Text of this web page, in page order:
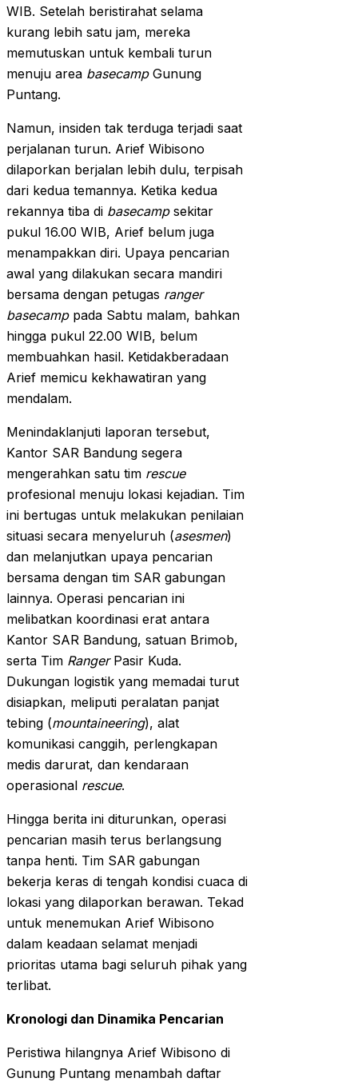
WIB. Setelah beristirahat selama
kurang lebih satu jam, mereka
memutuskan untuk kembali turun
menuju area basecampGunung
Puntang.
Namun, insiden tak terduga terjadi saat
perjalanan turun. Arief Wibisono
dilaporkan berjalan lebih dulu, terpisah
dari kedua temannya. Ketika kedua
rekannya tiba di basecampsekitar
pukul 16.00 WIB, Arief belum juga
menampakkan diri. Upaya pencarian
awal yang dilakukan secara mandiri
bersama dengan petugas ranger
basecamppada Sabtu malam, bahkan
hingga pukul 22.00 WIB, belum
membuahkan hasil. Ketidakberadaan
Arief memicu kekhawatiran yang
mendalam.
Menindaklanjuti laporan tersebut,
Kantor SAR Bandung segera
mengerahkan satu tim rescue
profesional menuju lokasi kejadian. Tim
ini bertugas untuk melakukan penilaian
situasi secara menyeluruh (asesmen)
dan melanjutkan upaya pencarian
bersama dengan tim SAR gabungan
lainnya. Operasi pencarian ini
melibatkan koordinasi erat antara
Kantor SAR Bandung, satuan Brimob,
serta Tim RangerPasir Kuda.
Dukungan logistik yang memadai turut
disiapkan, meliputi peralatan panjat
tebing (mountaineering), alat
komunikasi canggih, perlengkapan
medis darurat, dan kendaraan
operasional rescue.
Hingga berita ini diturunkan, operasi
pencarian masih terus berlangsung
tanpa henti. Tim SAR gabungan
bekerja keras di tengah kondisi cuaca di
lokasi yang dilaporkan berawan. Tekad
untuk menemukan Arief Wibisono
dalam keadaan selamat menjadi
prioritas utama bagi seluruh pihak yang
terlibat.
Kronologi dan Dinamika Pencarian
Peristiwa hilangnya Arief Wibisono di
Gunung Puntang menambah daftar